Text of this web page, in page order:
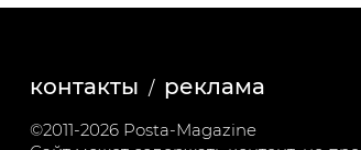
контакты реклама
©2011-2026 Posta-Magazine